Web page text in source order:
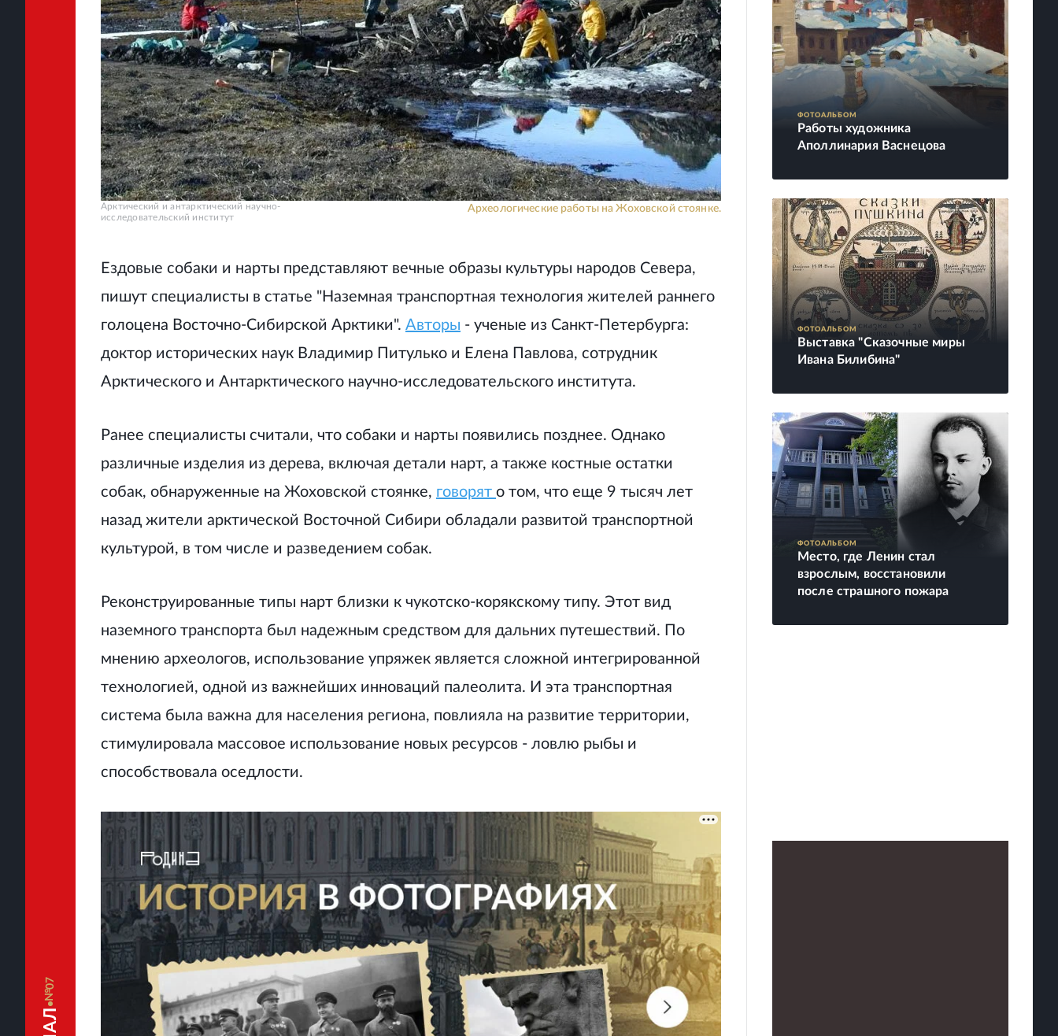
07
Арктический и антарктический научно-
исследовательский институт
Археологические работы на Жоховской стоянке.
Ездовые собаки и нарты представляют вечные образы культуры народов Севера,
пишут специалисты в статье "Наземная транспортная технология жителей раннего
голоцена Восточно-Сибирской Арктики". Авторы - ученые из Санкт-Петербурга:
доктор исторических наук Владимир Питулько и Елена Павлова, сотрудник
Арктического и Антарктического научно-исследовательского института.
Ранее специалисты считали, что собаки и нарты появились позднее. Однако
различные изделия из дерева, включая детали нарт, а также костные остатки
собак, обнаруженные на Жоховской стоянке, говорят о том, что еще 9 тысяч лет
назад жители арктической Восточной Сибири обладали развитой транспортной
культурой, в том числе и разведением собак.
Реконструированные типы нарт близки к чукотcко-корякскому типу. Этот вид
наземного транспорта был надежным средством для дальних путешествий. По
мнению археологов, использование упряжек является сложной интегрированной
технологией, одной из важнейших инноваций палеолита. И эта транспортная
система была важна для населения региона, повлияла на развитие территории,
стимулировала массовое использование новых ресурсов - ловлю рыбы и
способствовала оседлости.
ФОТОАЛЬБОМ
Работы художника
Аполлинария Васнецова
ФОТОАЛЬБОМ
Выставка "Сказочные миры
Ивана Билибина"
ФОТОАЛЬБОМ
Место, где Ленин стал
взрослым, восстановили
после страшного пожара